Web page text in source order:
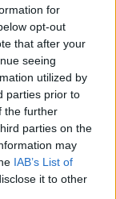
for
opt-out
that after your
seeing
utilized by
parties prior to
the further
parties on the
may
IAB’s List of
it to other
kütyük, illetve
az iskolás
a Bett Show-
Horváth